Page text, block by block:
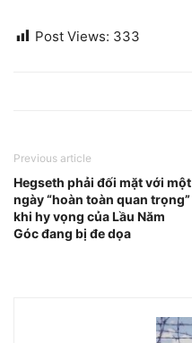
Post Views: 333
Previous article
Hegseth phải đối mặt với một
ngày “hoàn toàn quan trọng”
khi hy vọng của Lầu Năm
Góc đang bị đe dọa